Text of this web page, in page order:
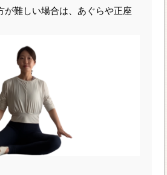
が難しい場合は、あぐらや正座